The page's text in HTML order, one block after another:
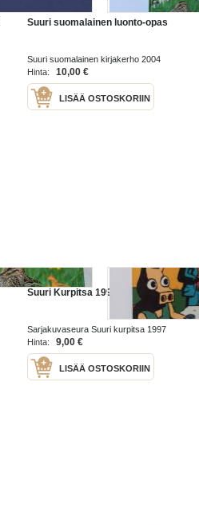
Suuri suomalainen luonto-opas
Suuri suomalainen kirjakerho 2004
Hinta:
10,00 €
LISÄÄ OSTOSKORIIN
Suuri Kurpitsa 1998
Sarjakuvaseura Suuri kurpitsa 1997
Hinta:
9,00 €
LISÄÄ OSTOSKORIIN